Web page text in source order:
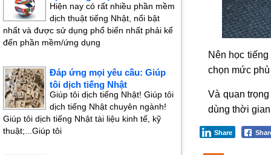
Nên học
chọn mức
Và quan
dùng thời
Share
Hiện nay có rất nhiều phần mềm
dịch thuật tiếng Nhật, nổi bật
nhất và được sử dụng phổ biến nhất phải kể
đến phần mềm/ứng dụng
Đáp ứng mọi yêu cầu: Giúp
tôi dịch tiếng Nhật
Giúp tôi dịch tiếng Nhật! Giúp tôi
dịch tiếng Nhật chuyên ngành!
Giúp tôi dịch tiếng Nhật tài liệu kinh tế, kỹ
thuật;...Giúp tôi